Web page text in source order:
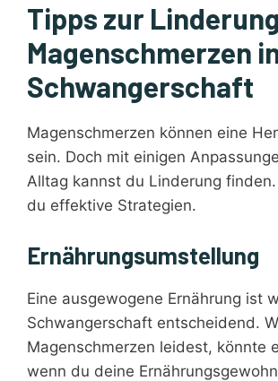
Tipps zur
Magenschmerzen
Schwangerschaft
Magenschmerzen können eine
sein. Doch mit einigen
Alltag kannst du Linderung
du effektive Strategien.
Ernährungsumstellung
Eine ausgewogene Ernährung ist
Schwangerschaft entscheidend.
Magenschmerzen leidest, könnte
wenn du deine